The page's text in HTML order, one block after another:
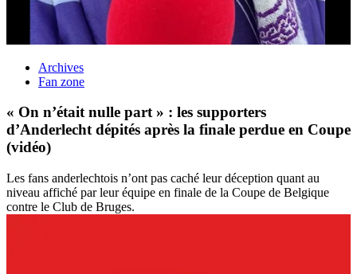
Archives
Fan zone
« On n’était nulle part » : les supporters
d’Anderlecht dépités après la finale perdue en Coupe
(vidéo)
Les fans anderlechtois n’ont pas caché leur déception quant au
niveau affiché par leur équipe en finale de la Coupe de Belgique
contre le Club de Bruges.